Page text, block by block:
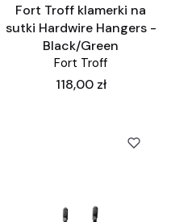
Fort Troff klamerki na
sutki Hardwire Hangers -
Black/Green
Fort Troff
Cena
118,00 zł